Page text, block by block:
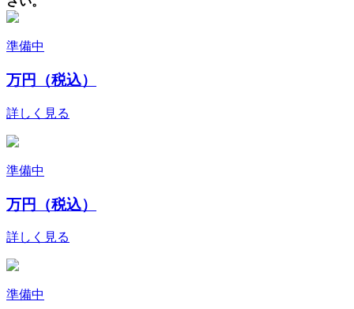
準備中
万円（税込）
詳しく見る
準備中
万円（税込）
詳しく見る
準備中